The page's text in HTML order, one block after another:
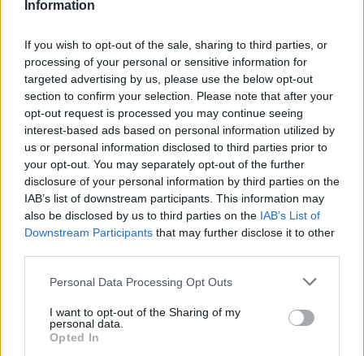
Information
If you wish to opt-out of the sale, sharing to third parties, or
processing of your personal or sensitive information for
targeted advertising by us, please use the below opt-out
section to confirm your selection. Please note that after your
opt-out request is processed you may continue seeing
interest-based ads based on personal information utilized by
us or personal information disclosed to third parties prior to
your opt-out. You may separately opt-out of the further
disclosure of your personal information by third parties on the
IAB’s list of downstream participants. This information may
also be disclosed by us to third parties on the IAB’s List of
Downstream Participants that may further disclose it to other
Personal Data Processing Opt Outs
I want to opt-out of the Sharing of my
personal data.
Opted In
Předchozí článek
patřit rocku
Technické služby Zn: Spěchá
SOUVISEJÍCÍ ČLÁNKY
VÍCE OD AUTORA
Svatá Hora rozšířila počet bohoslužeb.
Připomíná také ničivý požár z roku 1978
Zpravodajství
Živohošti
Příbram modernizuje parkovací automaty.
Přibudou i tři nové poblíž Svaté Hory